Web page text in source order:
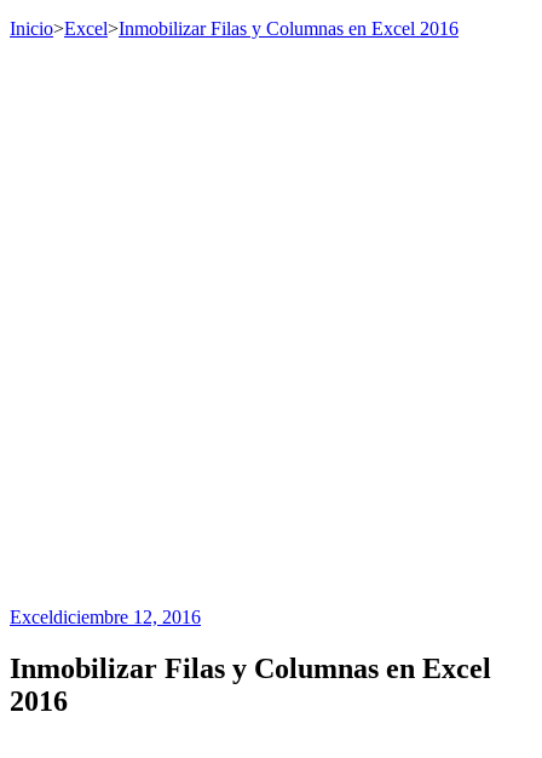
Inicio>Excel>Inmobilizar Filas y Columnas en Excel 2016
Exceldiciembre 12, 2016
Inmobilizar Filas y Columnas en Excel
2016